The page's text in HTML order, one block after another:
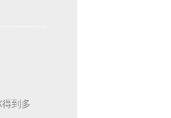
到多